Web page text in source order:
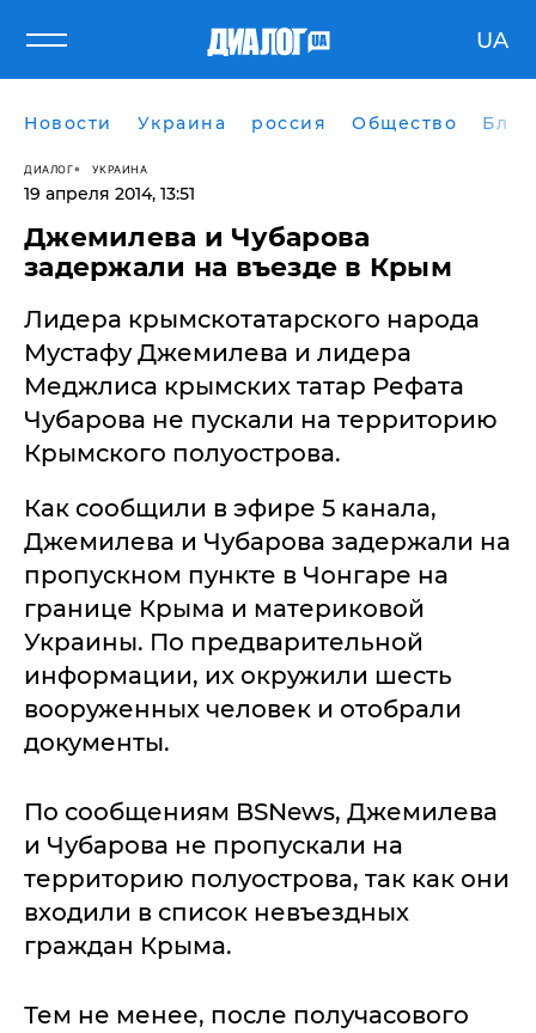
UA
Новости Украина россия Общество
ДИАЛОГ УКРАИНА
19 апреля 2014, 13:51
Джемилева и Чубарова
задержали на въезде в Крым
Лидера крымскотатарского народа
Мустафу Джемилева и лидера
Меджлиса крымских татар Рефата
Чубарова не пускали на территорию
Крымского полуострова.
Как сообщили в эфире 5 канала,
Джемилева и Чубарова задержали на
пропускном пункте в Чонгаре на
границе Крыма и материковой
Украины. По предварительной
информации, их окружили шесть
вооруженных человек и отобрали
документы.
По сообщениям BSNews, Джемилева
и Чубарова не пропускали на
территорию полуострова, так как они
входили в список невъездных
граждан Крыма.
Тем не менее, после получасового